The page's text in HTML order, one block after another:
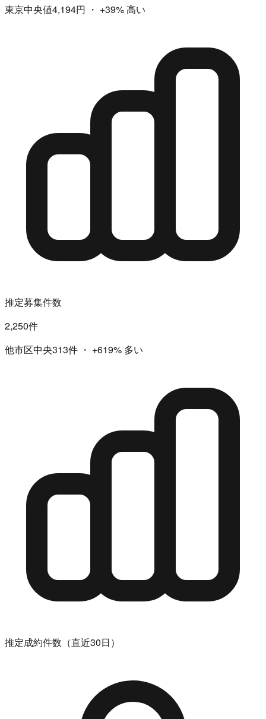
東京中央値4,194円 ・ +39%高い
推定募集件数
2,250件
他市区中央313件 ・ +619% 多い
推定成約件数（直近30日）